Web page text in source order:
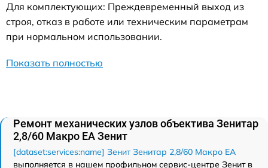
Для комплектующих: Преждевременный выход из
строя, отказ в работе или техническим параметрам
при нормальном использовании.
Показать полностью
Ремонт механических узлов объектива Зенитар
2,8/60 Макро ЕА Зенит
[dataset:services:name] Зенит Зенитар 2,8/60 Макро ЕА
выполняется в нашем профильном сервис-центре Зенит в